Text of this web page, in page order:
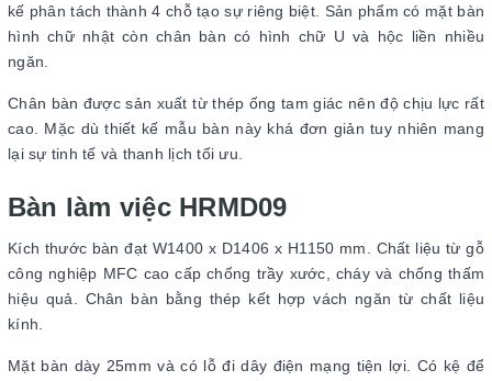
kế phân tách thành 4 chỗ tạo sự riêng biệt. Sản phẩm có mặt bàn
hình chữ nhật còn chân bàn có hình chữ U và hộc liền nhiều
ngăn.
Chân bàn được sản xuất từ thép ống tam giác nên độ chịu lực rất
cao. Mặc dù thiết kế mẫu bàn này khá đơn giản tuy nhiên mang
lại sự tinh tế và thanh lịch tối ưu.
Bàn làm việc HRMD09
Kích thước bàn đạt W1400 x D1406 x H1150 mm. Chất liệu từ gỗ
công nghiệp MFC cao cấp chống trầy xước, cháy và chống thấm
hiệu quả. Chân bàn bằng thép kết hợp vách ngăn từ chất liệu
kính.
Mặt bàn dày 25mm và có lỗ đi dây điện mạng tiện lợi. Có kệ để